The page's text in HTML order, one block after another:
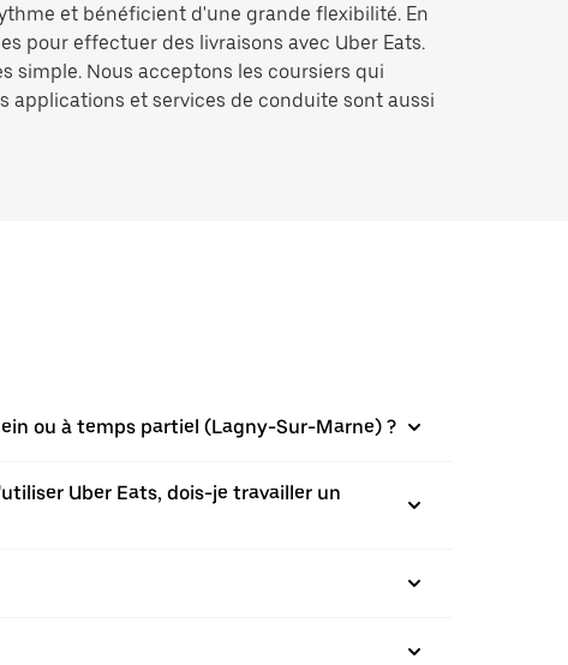
et bénéficient d'une grande flexibilité. En
pour effectuer des livraisons avec Uber Eats.
simple. Nous acceptons les coursiers qui
applications et services de conduite sont aussi
ou à temps partiel (Lagny-Sur-Marne) ?
Uber Eats, dois-je travailler un